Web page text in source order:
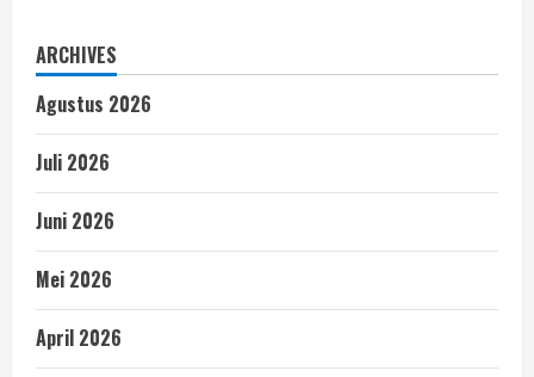
ARCHIVES
Agustus 2026
Juli 2026
Juni 2026
Mei 2026
April 2026